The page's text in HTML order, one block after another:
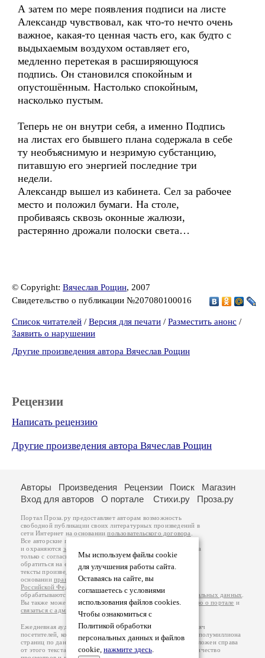
А затем по мере появления подписи на листе
Александр чувствовал, как что-то нечто очень
важное, какая-то ценная часть его, как будто с
выдыхаемым воздухом оставляет его,
медленно перетекая в расширяющуюся
подпись. Он становился спокойным и
опустошённым. Настолько спокойным,
насколько пустым.
Теперь не он внутри себя, а именно Подпись
на листах его бывшего плана содержала в себе
ту необъяснимую и незримую субстанцию,
питавшую его энергией последние три
недели.
Александр вышел из кабинета. Сел за рабочее
место и положил бумаги. На столе,
пробиваясь сквозь оконные жалюзи,
растерянно дрожали полоски света…
© Copyright: Вячеслав Рощин, 2007
Свидетельство о публикации №207080100016
Список читателей / Версия для печати / Разместить анонс /
Заявить о нарушении
Другие произведения автора Вячеслав Рощин
Рецензии
Написать рецензию
Другие произведения автора Вячеслав Рощин
Мы используем файлы cookie
для улучшения работы сайта.
Оставаясь на сайте, вы
соглашаетесь с условиями
использования файлов cookies.
Чтобы ознакомиться с
Политикой обработки
персональных данных и файлов
cookie, нажмите здесь.
Авторы Произведения Рецензии Поиск
Магазин
Вход для авторов
О портале Стихи.ру Проза.ру
Портал Проза.ру предоставляет авторам возможность
свободной публикации своих литературных произведений в
сети Интернет на основаниипользовательского договора
Все авторские права на произведения принадлежат авторам
и охраняются законом
. Перепечатка произведений возможна
только с согласия его автора, к которому вы можете
обратиться на его авторской странице. Ответственность за
тексты произведений авторы несут самостоятельно на
основанииправил публикацииизаконодательства
Российской Федерации
обрабатываются на основанииПолитики обработки персональных данных
Вы также можете посмотреть более подробнуюинформацию о портале и
связаться с администрацией
Ежедневная аудитория портала Проза.ру – порядка 100 тысяч
посетителей, которые в общей сумме просматривают более полумиллиона
страниц по данным счетчика посещаемости, который расположен справа
от этого текста. В каждой графе указано по две цифры: количество